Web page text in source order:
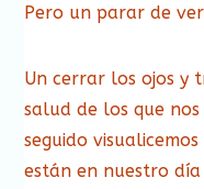
Pero un parar de
Un cerrar los ojos y
salud de los que
seguido
están en nuestro